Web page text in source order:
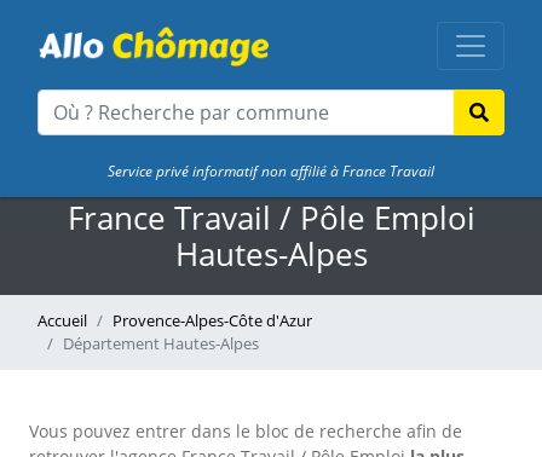
Service privé informatif non affilié à France Travail
France Travail / Pôle Emploi
Hautes-Alpes
Accueil
Provence-Alpes-Côte d'Azur
Département Hautes-Alpes
Vous pouvez entrer dans le bloc de recherche afin de